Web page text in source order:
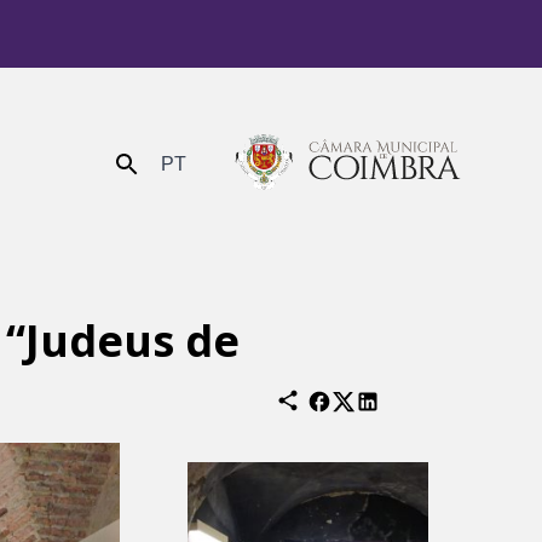
Enviar PT
de